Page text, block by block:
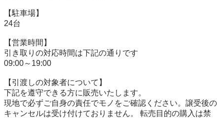
【駐⾞場】
24台
【営業時間】
引き取りの対応時間は下記の通りです
09:00～19:00
【引渡しの対象者について】
下記を遵守できる⽅に販売いたします。
現地で必ずご⾃⾝の責任でモノをご確認ください。譲受後の
キャンセルは受け付けておりません。 転売⽬的の購⼊は禁